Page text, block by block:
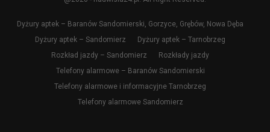
Dyżury aptek – Baranów Sandomierski, Gorzyce, Grębów, Nowa Dęba
Dyżury aptek – Sandomierz
Dyżury aptek – Tarnobrzeg
Rozkład jazdy – Sandomierz
Rozkłady jazdy
Telefony alarmowe – Baranów Sandomierski
Telefony alarmowe i informacyjne Tarnobrzeg
Telefony alarmowe Sandomierz